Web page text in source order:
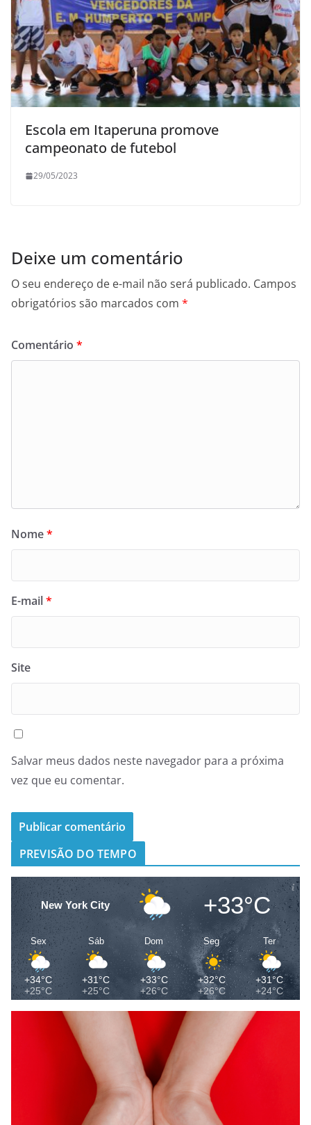
Escola em Itaperuna promove
campeonato de futebol
29/05/2023
Deixe um comentário
O seu endereço de e-mail não será publicado. Campos
obrigatórios são marcados com *
Comentário *
Nome*
E-mail*
Site
Salvar meus dados neste navegador para a próxima
vez que eu comentar.
PREVISÃO DO TEMPO
New York City +33°C
Sex
+34°C
+25°C
Sáb
+31°C
+25°C
Dom
+33°C
+26°C
Seg
+32°C
+26°C
Ter
+31°C
+24°C